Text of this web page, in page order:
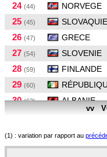
24 (44) NORVEGE
25 (45) SLOVAQUIE
26 (47) GRECE
27 (54) SLOVENIE
28 (59) FINLANDE
29 (60)
30(62) ALBANIE
(69) BOSNIE-
33(70)
vv
(1) : variation par rapport au